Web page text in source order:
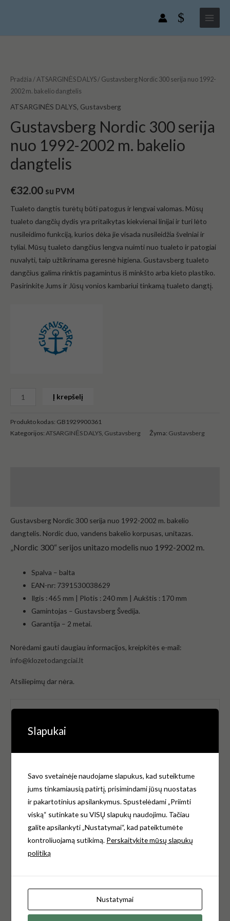
Main
Menu
Pradžia / ATSARGINĖS DALYS / Gustavsberg Nordic 300 serija nuo 1992-
2002 m. bakelio dangtelis
ATSARGINĖS DALYS, Gustavsberg
Gustavsberg Nordic 300 serija
nuo 1992-2002 m. bakelio
dangtelis
€32.00 su PVM
Tualeto dangtis turėtų būti patogus ir lengvai valomas. Mūsų
tualeto dangčių dydis yra pritaikytas kiekvienai linijai ir turi lėto
nusileidimo funkciją, kurios dėka jie visada nusileidžia švelniai ir
tyliai. Mūsų tualeto dangčius lengva nuimti nuo tualeto ir patogiai
nuvalyti, taip užtikrinama geresnė higiena. Gustavsberg tualeto
dangčius galima rinktis pagamintus iš minkšto arba kieto plastiko.
Pasirinkite Jums ir Jūsų vonios kambariui tinkamą tualeto dangtį.
Gustavsberg
Nordic
300
nuo
1992-
m.
dangtelis
Į krepšelį
Produkto kodas: GB1929900361
Kategorijos: ATSARGINĖS DALYS, Gustavsberg Žyma: Gustavsberg
Gustavsberg Nordic 300 serija nuo 1992-2002 m. bakelio
dangtelis. Nordic duo, vandens bakelio korpusas, unitazas.
„Nordic 300“ serijos unitazo modelis nuo 1992-2002 m.
Spalva – balta
EAN-nr: 7391530038629
Ilgis : 465 mm | Plotis : 240 mm | Aukštis : 170 mm
Gamintojas – Gustavsberg Švedija.
Garantija – 2 metai.
Norėdami gauti daugiau informacijos, kreipkitės e-mail:
info@klozetodangciai.lt
Atsiliepimų dar nėra.
300 serija nuo 1992-2002 m. bakelio
Jūsų įvertinimas*
Jūsų atsiliepimas *
Pavadinimas*
Slapukai
Savo svetainėje naudojame slapukus, kad suteiktume
jums tinkamiausią patirtį, prisimindami jūsų nuostatas
ir pakartotinius apsilankymus. Spustelėdami „Priimti
viską“ sutinkate su VISŲ slapukų naudojimu. Tačiau
galite apsilankyti „Nustatymai“, kad pateiktumėte
kontroliuojamą sutikimą. Perskaitykite mūsų slapukų
politiką
Nustatymai
2002
m.
bakelio